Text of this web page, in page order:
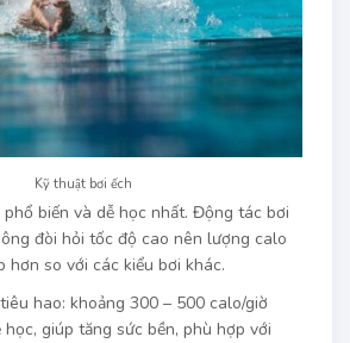
Kỹ thuật bơi ếch
biến và dễ học nhất. Động tác bơi
đòi hỏi tốc độ cao nên lượng calo
hơn so với các kiểu bơi khác.
hao: khoảng 300 – 500 calo/giờ
học, giúp tăng sức bền, phù hợp với